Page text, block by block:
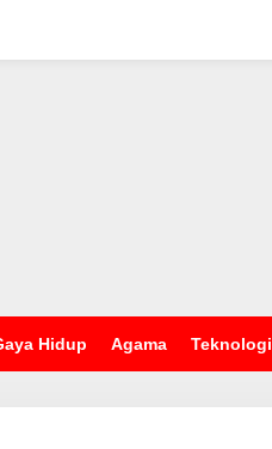
Hidup Agama Teknologi